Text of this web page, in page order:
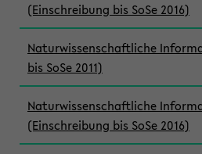
(Einschreibung bis SoSe 2016)
Naturwissenschaftliche
bis SoSe 2011)
Naturwissenschaftliche
(Einschreibung bis SoSe 2016)